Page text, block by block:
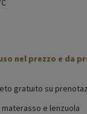
nel prezzo e da
gratuito su
e lenzuola